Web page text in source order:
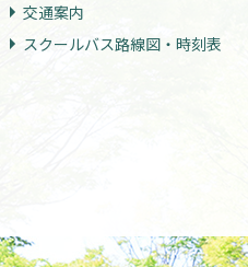
交通案内
スクールバス路線図・時刻表